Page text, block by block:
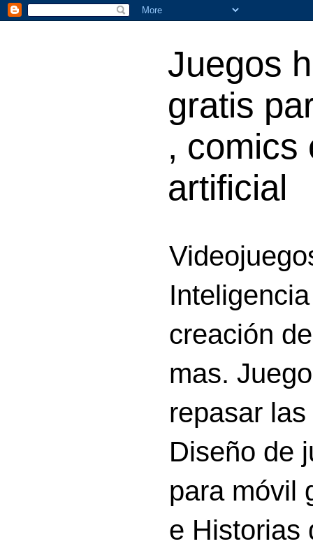
Juegos
gratis
, comics
artificial
creación
mas.
repasar
Diseño de
para móvil
e Historias